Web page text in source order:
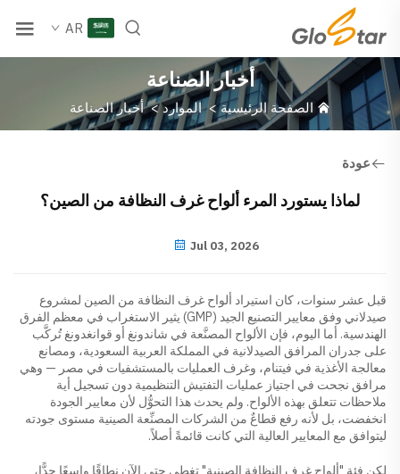
AR
أخبار الصناعة
الصفحة الرئيسية>الموارد>أخبار الصناعة
عودة
لماذا يستورد المرء ألواح غرف النظافة من الصين؟
Jul 03, 2026
قبل عشر سنوات، كان استيراد ألواح غرف النظافة من الصين لمشروع
صيدلاني وفق معايير التصنيع الجيد (GMP) يثير الاستغراب في معظم الفرق
الهندسية. أما اليوم، فإن الألواح المصنَّعة في شاندونغ أو قوانغدونغ تُركَّب
على جدران المرافق الصيدلانية في المملكة العربية السعودية، ومصانع
معالجة الأغذية في فيتنام، وغرف العمليات بالمستشفيات في مصر — وهي
مرافق نجحت في اجتياز عمليات التفتيش التنظيمية دون تسجيل أية
ملاحظات تتعلق بهذه الألواح. ولم يحدث هذا التحوُّل لأن معايير الجودة
انخفضت، بل لأنه رفع قطاعٌ من الشركات المصنِّعة الصينية مستوى جودته
ليتوافق مع المعايير العالية التي كانت قائمةً أصلاً.
لكن فئة "ألواح غرف النظافة الصينية" تغطي حتى الآن نطاقًا واسعًا جدًّا،